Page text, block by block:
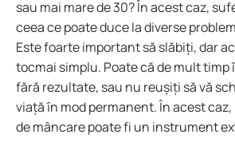
sau mai mare de 30? În acest caz,
ceea ce poate duce la diverse
Este foarte important să slăbiți, dar
tocmai simplu. Poate că de mult
fără rezultate, sau nu reușiți să vă
viață în mod permanent. În acest
de mâncare poate fi un instrument